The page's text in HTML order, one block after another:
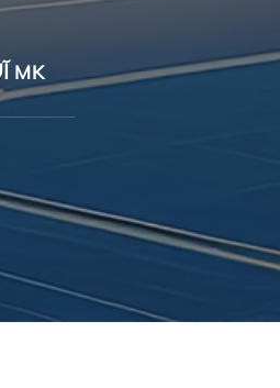
آلات التصنيع باستخدام الحاسب الآلي MK